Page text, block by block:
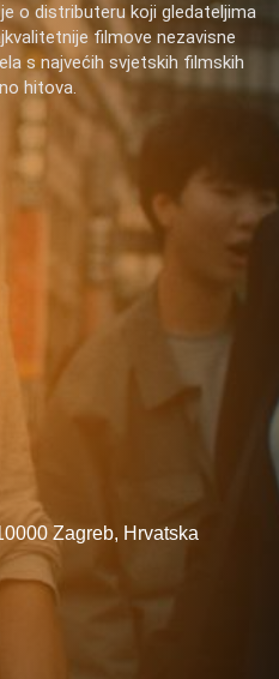
o distributeru koji gledateljima
filmove nezavisne
s najvećih svjetskih filmskih
hitova.
Zagreb, Hrvatska